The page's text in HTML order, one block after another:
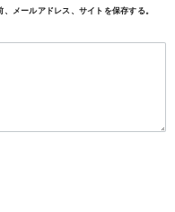
メールアドレス、サイトを保存する。